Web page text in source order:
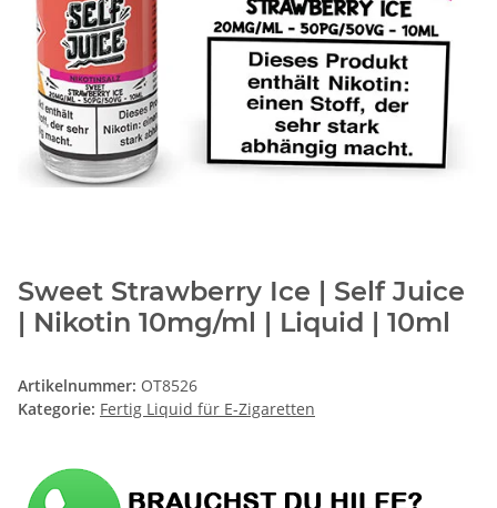
Sweet Strawberry Ice | Self Juice
| Nikotin 10mg/ml | Liquid | 10ml
Artikelnummer: OT8526
Kategorie: Fertig Liquid für E-Zigaretten